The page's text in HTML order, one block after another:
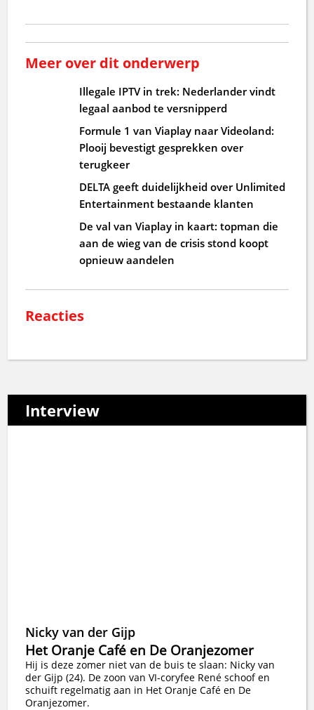
Meer over dit onderwerp
Illegale IPTV in trek: Nederlander vindt
legaal aanbod te versnipperd
Formule 1 van Viaplay naar Videoland:
Plooij bevestigt gesprekken over
terugkeer
DELTA geeft duidelijkheid over Unlimited
Entertainment bestaande klanten
De val van Viaplay in kaart: topman die
aan de wieg van de crisis stond koopt
opnieuw aandelen
Reacties
Interview
Nicky van der Gijp
Het Oranje Café en De Oranjezomer
Hij is deze zomer niet van de buis te slaan: Nicky van
der Gijp (24). De zoon van VI-coryfee René schoof en
schuift regelmatig aan in Het Oranje Café en De
Oranjezomer.